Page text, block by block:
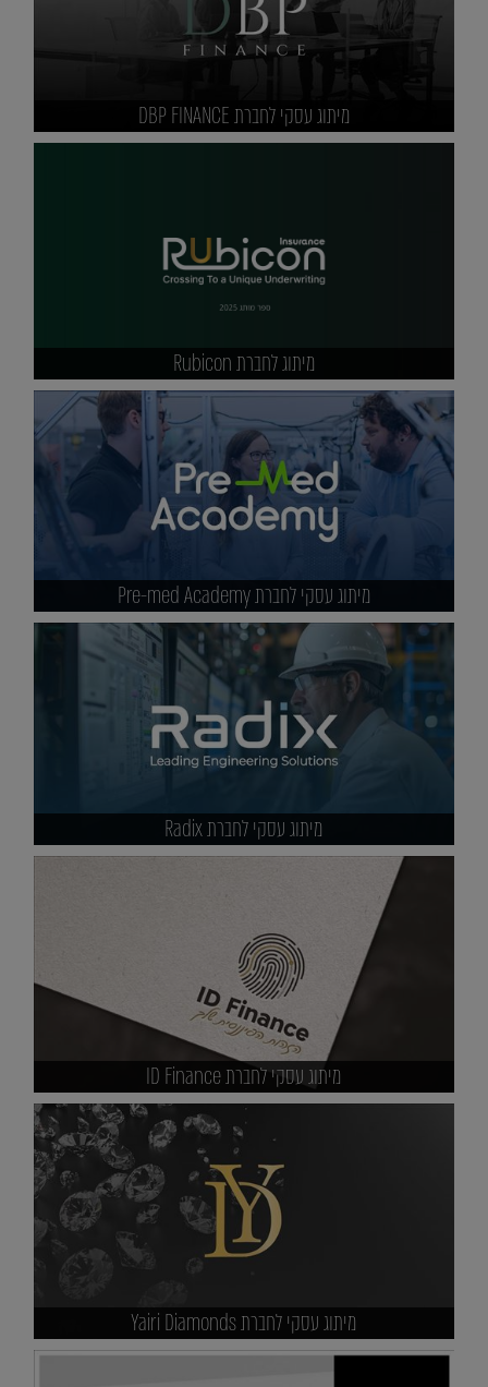
מיתוג עסקי לחברת DBP FINANCE
מיתוג לחברת Rubicon
מיתוג עסקי לחברת Pre-med Academy
מיתוג עסקי לחברת Radix
מיתוג עסקי לחברת ID Finance
מיתוג עסקי לחברת Yairi Diamonds